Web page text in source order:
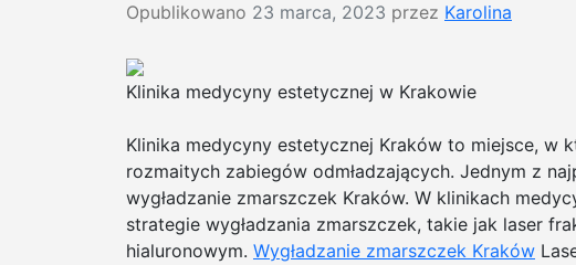
Opublikowano 23 marca, 2023 przez Karolina
Klinika medycyny estetycznej w Krakowie
Klinika medycyny estetycznej Kraków to miejsce, w
rozmaitych zabiegów odmładzających. Jednym z
wygładzanie zmarszczek Kraków. W klinikach
strategie wygładzania zmarszczek, takie jak laser
hialuronowym. Wygładzanie zmarszczek Kraków